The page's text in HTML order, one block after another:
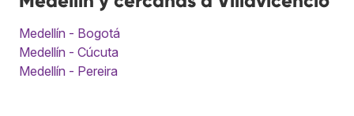
Medellín - Bogotá
Medellín - Cúcuta
Medellín - Pereira